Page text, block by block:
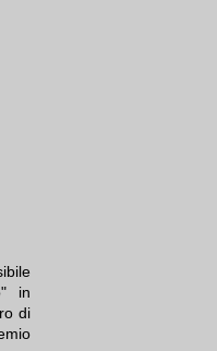
in
di